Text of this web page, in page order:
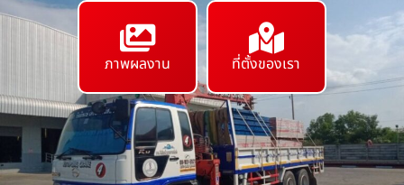
ภาพผลงาน ที่ตั้งของเรา